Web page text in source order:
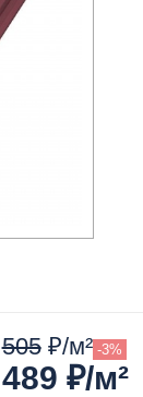
505₽/м² -3%
489 ₽/м²